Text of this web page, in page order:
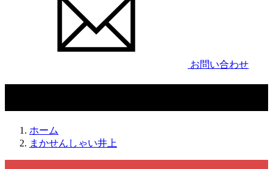
お問い合わせ
ホーム
まかせんしゃい井上